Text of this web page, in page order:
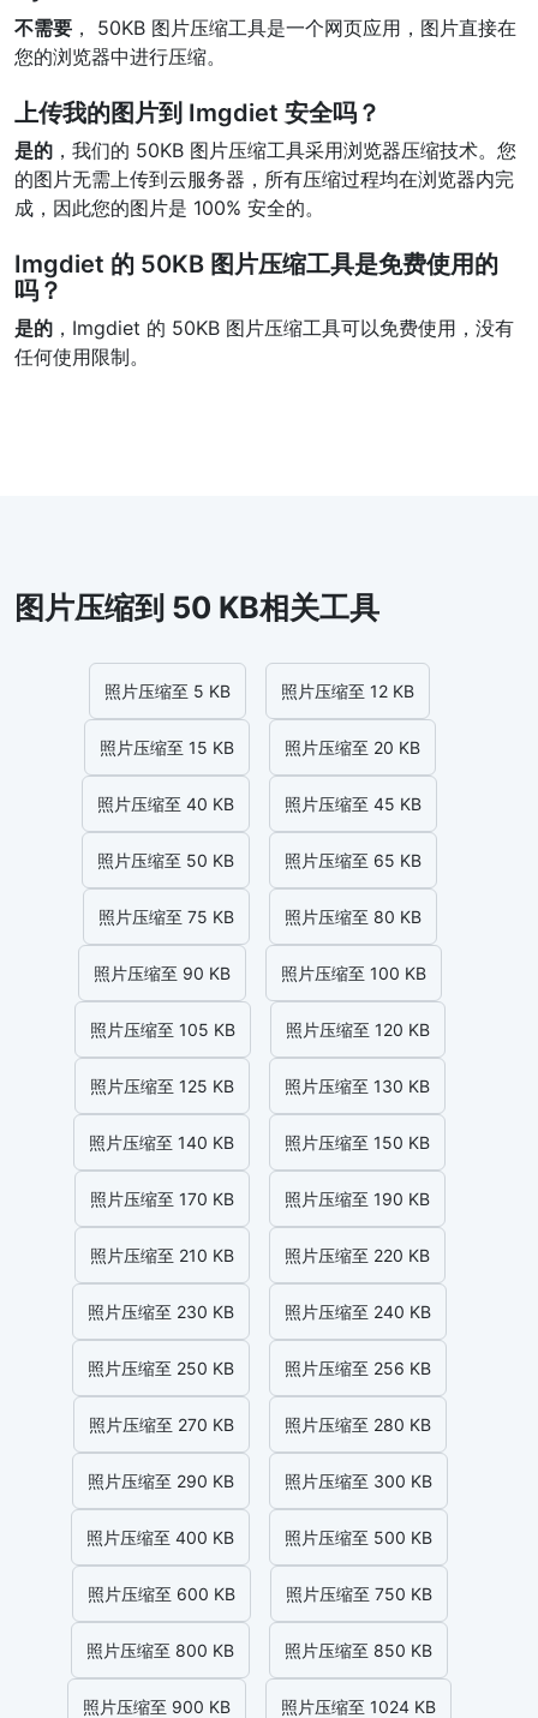
不需要 ， 50KB 图片压缩工具是一个网页应用，图片直接在
您的浏览器中进行压缩。
上传我的图片到 Imgdiet 安全吗？
是的 ，我们的 50KB 图片压缩工具采用浏览器压缩技术。您
的图片无需上传到云服务器，所有压缩过程均在浏览器内完
成，因此您的图片是 100% 安全的。
Imgdiet 的 50KB 图片压缩工具是免费使用的
吗？
是的 ，Imgdiet 的 50KB 图片压缩工具可以免费使用，没有
任何使用限制。
图片压缩到 50 KB相关工具
照片压缩至 5 KB 照片压缩至 12 KB
照片压缩至 15 KB 照片压缩至 20 KB
照片压缩至 40 KB 照片压缩至 45 KB
照片压缩至 50 KB 照片压缩至 65 KB
照片压缩至 75 KB 照片压缩至 80 KB
照片压缩至 90 KB 照片压缩至 100 KB
照片压缩至 105 KB 照片压缩至 120 KB
照片压缩至 125 KB 照片压缩至 130 KB
照片压缩至 140 KB 照片压缩至 150 KB
照片压缩至 170 KB 照片压缩至 190 KB
照片压缩至 210 KB 照片压缩至 220 KB
照片压缩至 230 KB 照片压缩至 240 KB
照片压缩至 250 KB 照片压缩至 256 KB
照片压缩至 270 KB 照片压缩至 280 KB
照片压缩至 290 KB 照片压缩至 300 KB
照片压缩至 400 KB 照片压缩至 500 KB
照片压缩至 600 KB 照片压缩至 750 KB
照片压缩至 800 KB 照片压缩至 850 KB
照片压缩至 900 KB 照片压缩至 1024 KB